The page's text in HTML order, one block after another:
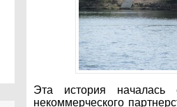
Эта история
некоммерческого